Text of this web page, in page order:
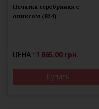
Печатка серебряная с
ониксом (824)
ЦЕНА:: 1 865.00 грн.
Купить